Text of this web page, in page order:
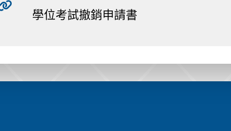
學位考試撤銷申請書